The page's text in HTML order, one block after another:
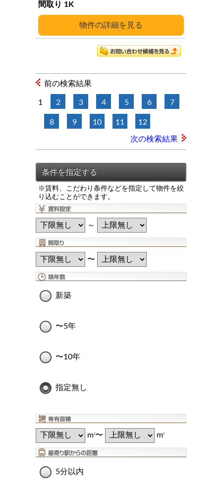
※賃料、こだわり条件などを指定して物件を絞
り込むことができます。
～
〜
新築
〜5年
〜10年
指定無し
m2〜 m2
5分以内
詳細
1K
前の検索結果
1 2 3 4 5 6 7
8 9 10 11 12
次の検索結果